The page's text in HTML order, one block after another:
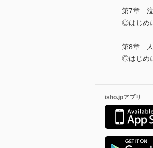
第7章 泣
◎はじめ
第8章 人
◎はじめ
isho.jpアプリ